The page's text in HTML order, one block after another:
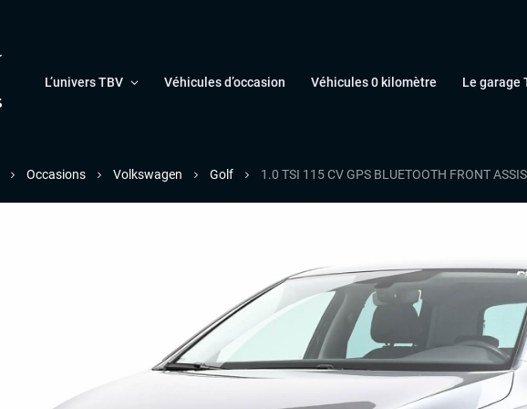
L’univers TBV Véhicules d’occasion Véhicules 0 kilomètre Le garage
Occasions Volkswagen Golf 1.0 TSI 115 CV GPS BLUETOOTH FRONT